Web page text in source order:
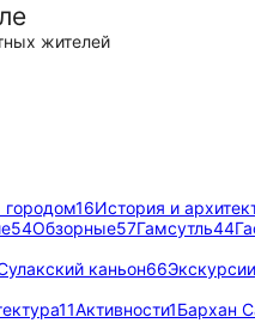
жителей
городом16История и
54Обзорные57Гамсутль44
каньон66
11Активности1Бархан